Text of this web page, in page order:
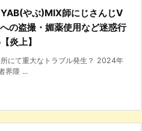
YAB(やぶ)MIX師にじさんじV
の盗撮・媚薬使用など迷惑行
炎上】
にて重大なトラブル発生？ 2024年
界隈 ...